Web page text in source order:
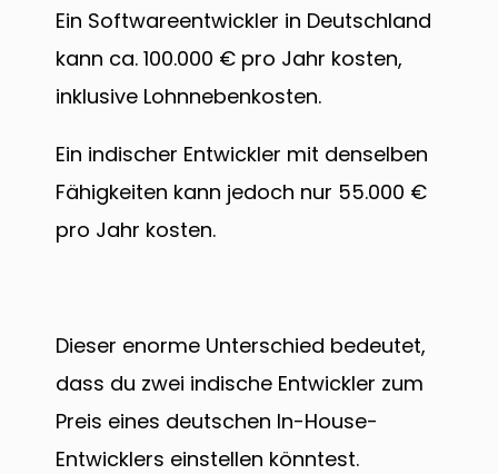
Ein Softwareentwickler in Deutschland
kann ca. 100.000 € pro Jahr kosten,
inklusive Lohnnebenkosten.
Ein indischer Entwickler mit denselben
Fähigkeiten kann jedoch nur 55.000 €
pro Jahr kosten.
Dieser enorme Unterschied bedeutet,
dass du zwei indische Entwickler zum
Preis eines deutschen In-House-
Entwicklers einstellen könntest.